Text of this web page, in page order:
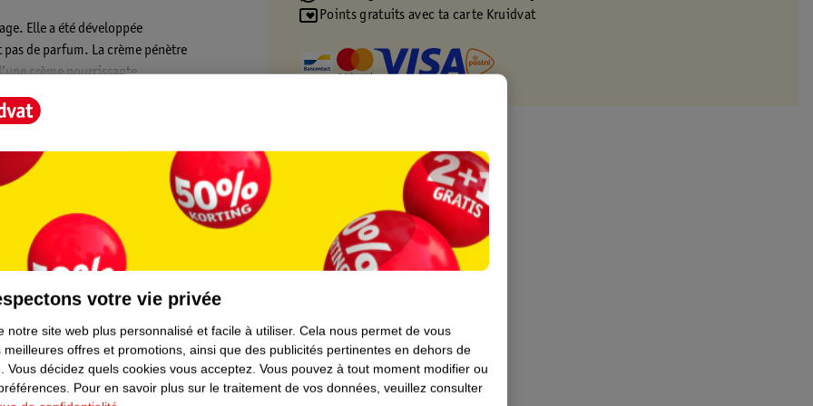
Elle a été développée
de parfum. La crème pénètre
crème nourrissante.
à l’eau. Pour chaque produit
les enfants atteints d’albinisme en
Points gratuits avec ta carte Kruidvat
votre vie privée
notre site web plus personnalisé et facile à utiliser. Cela nous permet de vous
meilleures offres et promotions, ainsi que des publicités pertinentes en dehors de
Vous décidez quels cookies vous acceptez. Vous pouvez à tout moment modifier ou
Pour en savoir plus sur le traitement de vos données, veuillez consulter